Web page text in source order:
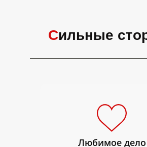
Сильные
​Любимое дело